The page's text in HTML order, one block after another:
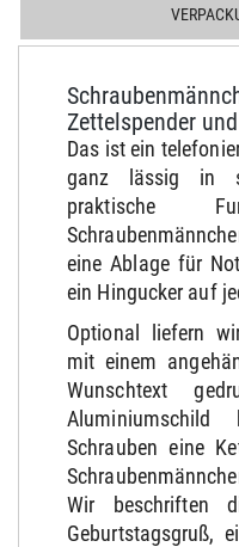
Zettelspender
Das ist ein
ganz lässig in
praktische
eine Ablage für
ein Hingucker auf
Optional liefern
mit einem
Wunschtext
Schrauben eine
Wir beschriften
Geburtstagsgruß,